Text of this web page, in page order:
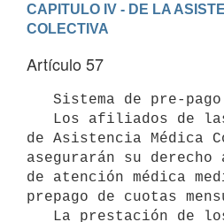
CAPITULO IV - DE LA
COLECTIVA
Artículo 57
de Asistencia Médica
asegurarán su
de atención médica
prepago de cuotas